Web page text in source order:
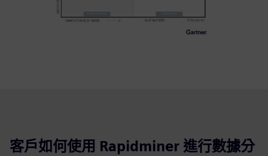
客戶如何使用 Rapidminer 進行數據分